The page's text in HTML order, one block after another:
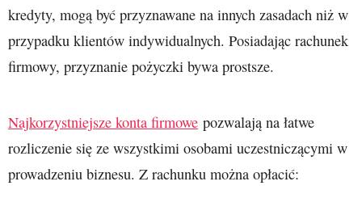
kredyty, mogą być przyznawane na innych zasadach niż w
przypadku klientów indywidualnych. Posiadając rachunek
firmowy, przyznanie pożyczki bywa prostsze.
Najkorzystniejsze konta firmowe pozwalają na łatwe
rozliczenie się ze wszystkimi osobami uczestniczącymi w
prowadzeniu biznesu. Z rachunku można opłacić: